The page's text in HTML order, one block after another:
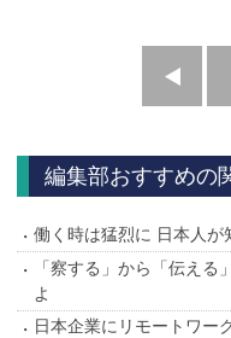
編集部おすすめの
働く時は猛烈に 日本人が
「察する」から「伝え
よ
日本企業にリモートワー